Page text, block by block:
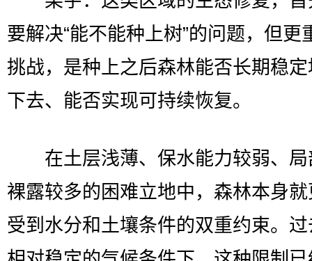
要解决“能不能种上树”的问题，但更
挑战，是种上之后森林能否长期稳
下去、能否实现可持续恢复。
在土层浅薄、保水能力较弱、局
裸露较多的困难立地中，森林本身
受到水分和土壤条件的双重约束。